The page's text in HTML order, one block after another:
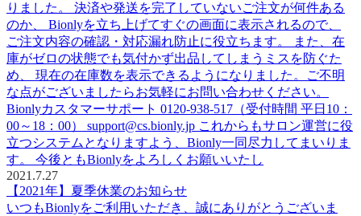
りました。 決済や発送を完了していないご注文が何件ある
のか、 Bionlyを立ち上げてすぐの画面に表示されるので、
ご注文内容の確認・対応漏れ防止に役立ちます。 また、在
庫がゼロの状態でも気付かず出品してしまうミスを防ぐた
め、 現在の在庫数を表示できるようになりました。ご不明
な点がございましたらお気軽にお問い合わせください。
Bionlyカスタマーサポート 0120-938-517（受付時間 平日10：
00～18：00） support@cs.bionly.jp これからもサロン運営に役
立つシステムとなりますよう、Bionly一同尽力してまいりま
す。 今後ともBionlyをよろしくお願いいたし
2021.7.27
【2021年】夏季休業のお知らせ
いつもBionlyをご利用いただき、誠にありがとうございま